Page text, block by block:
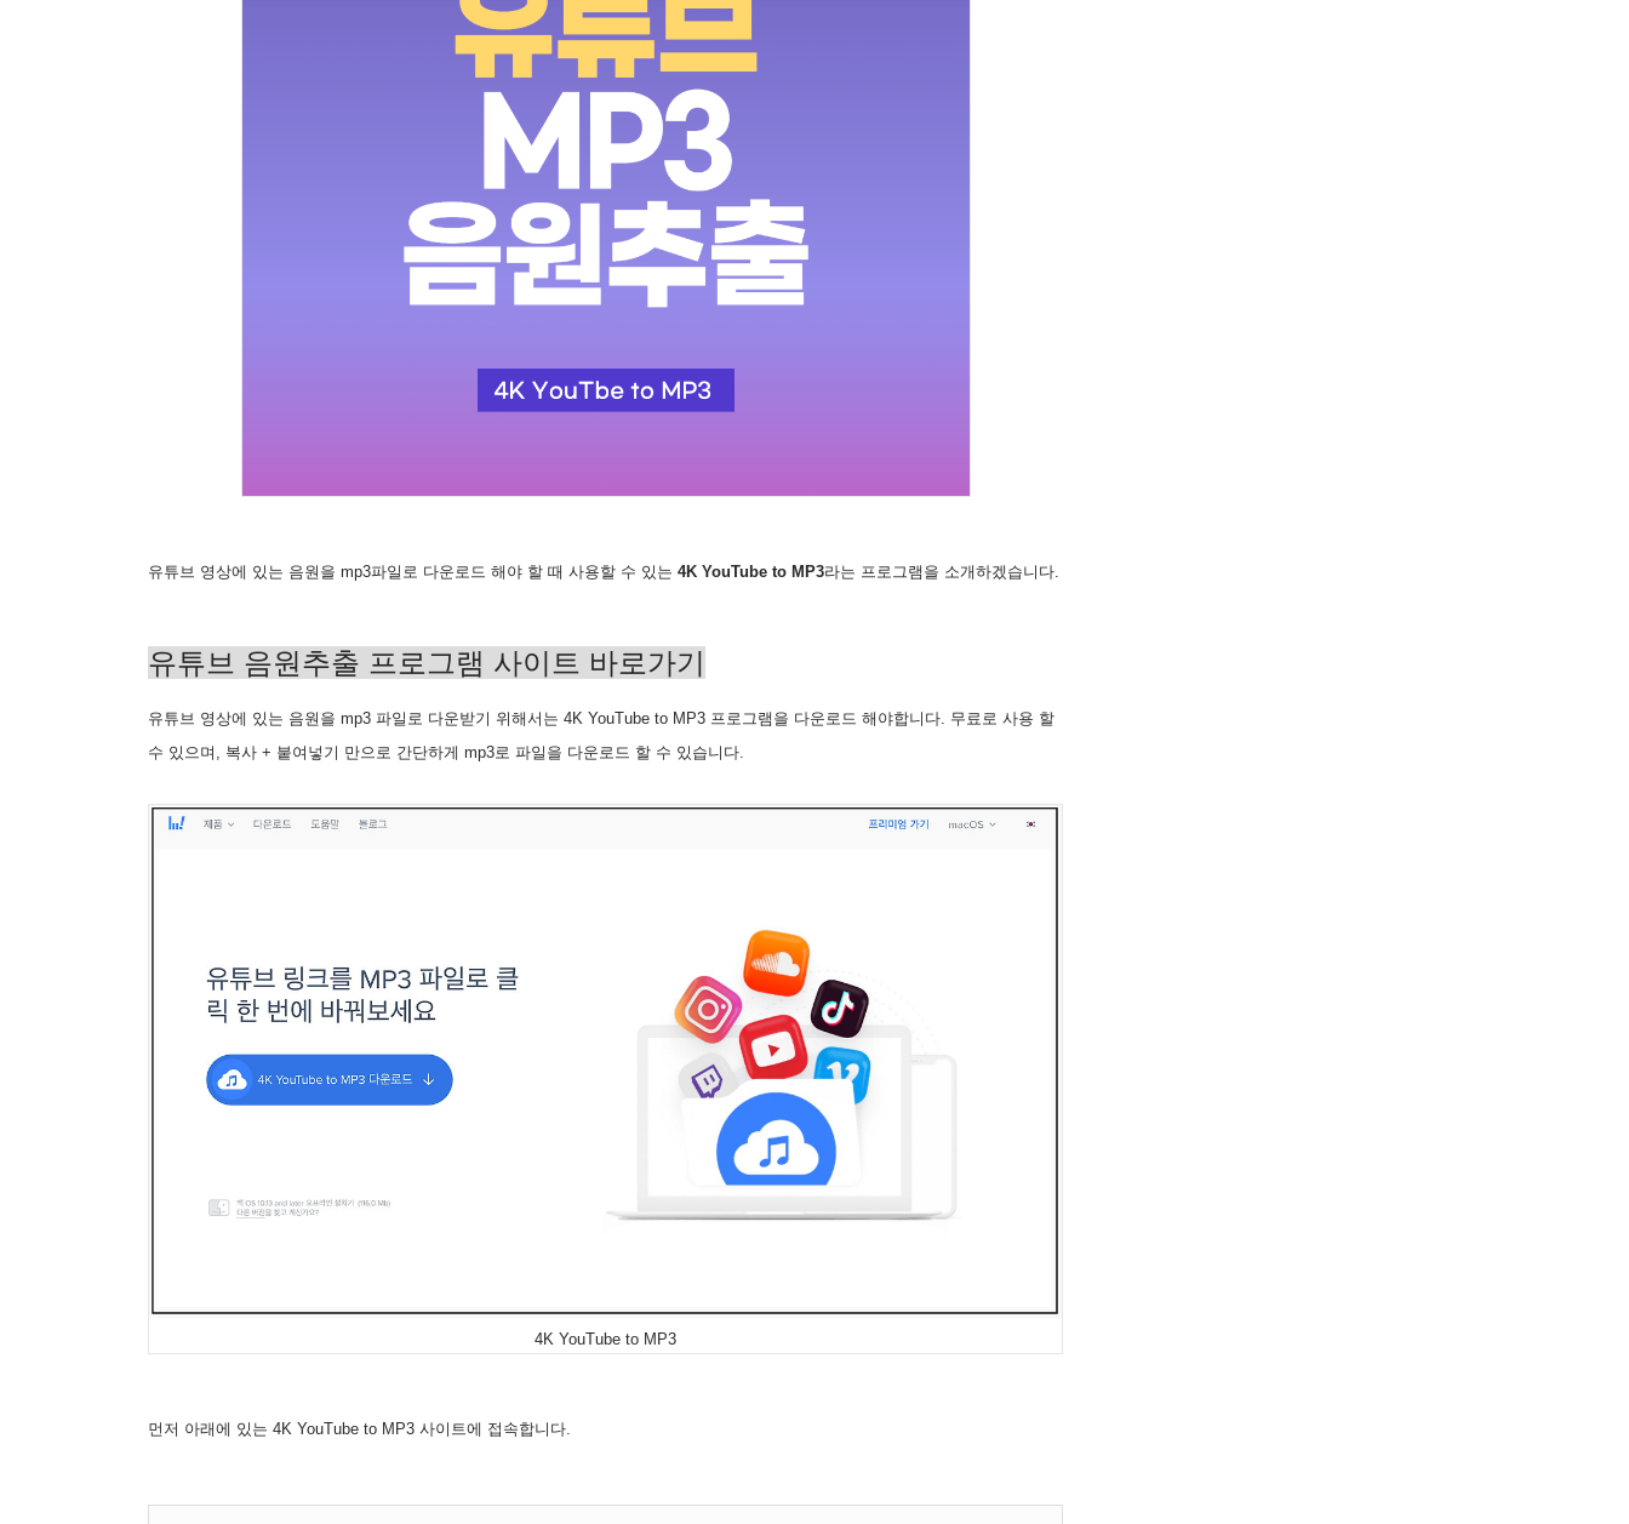
유튜브 영상에 있는 음원을 mp3파일로 다운로드 해야 할 때 사용할 수 있는 4K YouTube to MP3라는 프로그램을 소개하겠습니다.
유튜브 음원추출 프로그램 사이트 바로가기
유튜브 영상에 있는 음원을 mp3 파일로 다운받기 위해서는 4K YouTube to MP3 프로그램을 다운로드 해야합니다. 무료로 사용 할
수 있으며, 복사 + 붙여넣기 만으로 간단하게 mp3로 파일을 다운로드 할 수 있습니다.
4K YouTube to MP3
먼저 아래에 있는 4K YouTube to MP3 사이트에 접속합니다.